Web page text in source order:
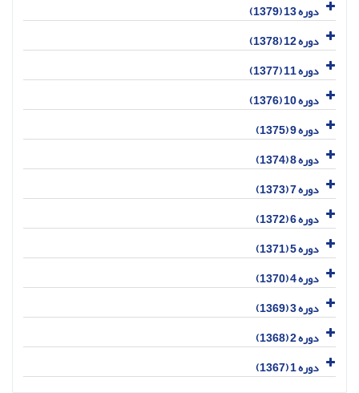
دوره 13 (1379)
دوره 12 (1378)
دوره 11 (1377)
دوره 10 (1376)
دوره 9 (1375)
دوره 8 (1374)
دوره 7 (1373)
دوره 6 (1372)
دوره 5 (1371)
دوره 4 (1370)
دوره 3 (1369)
دوره 2 (1368)
دوره 1 (1367)